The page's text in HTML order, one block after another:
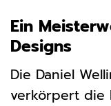
Ein
Designs
Die Daniel
verkörpert die